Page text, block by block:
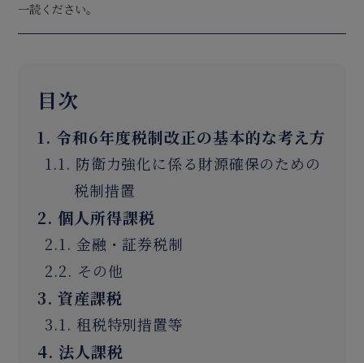
一読ください。
目次
1. 令和6年度税制改正の基本的な考え方
1.1. 防衛力強化に係る財源確保のための
税制措置
2. 個人所得課税
2.1. 金融・証券税制
2.2. その他
3. 資産課税
3.1. 租税特別措置等
4. 法人課税